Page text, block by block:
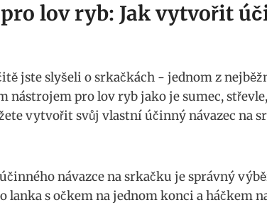
lov ryb:⁤ Jak ⁣vytvořit
jste slyšeli o srkačkách ⁤-⁣ jednom ⁣z⁢
nástrojem pro lov ryb jako ​je sumec,
vytvořit svůj vlastní účinný návazec na​
⁤návazce na srkačku je správný
lanka s⁤ očkem na jednom konci a háčkem